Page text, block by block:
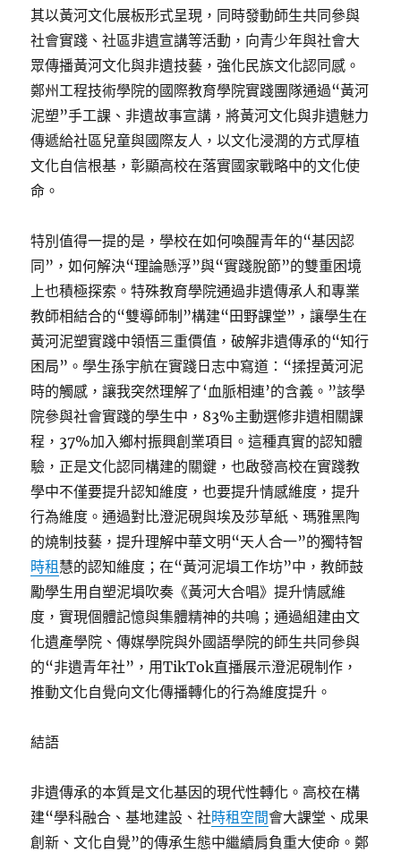
其以黃河文化展板形式呈現，同時發動師生共同參與
社會實踐、社區非遺宣講等活動，向青少年與社會大
眾傳播黃河文化與非遺技藝，強化民族文化認同感。
鄭州工程技術學院的國際教育學院實踐團隊通過“黃河
泥塑”手工課、非遺故事宣講，將黃河文化與非遺魅力
傳遞給社區兒童與國際友人，以文化浸潤的方式厚植
文化自信根基，彰顯高校在落實國家戰略中的文化使
命。
特別值得一提的是，學校在如何喚醒青年的“基因認
同”，如何解決“理論懸浮”與“實踐脫節”的雙重困境
上也積極探索。特殊教育學院通過非遺傳承人和專業
教師相結合的“雙導師制”構建“田野課堂”，讓學生在
黃河泥塑實踐中領悟三重價值，破解非遺傳承的“知行
困局”。學生孫宇航在實踐日志中寫道：“揉捏黃河泥
時的觸感，讓我突然理解了‘血脈相連’的含義。”該學
院參與社會實踐的學生中，83%主動選修非遺相關課
程，37%加入鄉村振興創業項目。這種真實的認知體
驗，正是文化認同構建的關鍵，也啟發高校在實踐教
學中不僅要提升認知維度，也要提升情感維度，提升
行為維度。通過對比澄泥硯與埃及莎草紙、瑪雅黑陶
的燒制技藝，提升理解中華文明“天人合一”的獨特智
時租 慧的認知維度；在“黃河泥塤工作坊”中，教師鼓
勵學生用自塑泥塤吹奏《黃河大合唱》提升情感維
度，實現個體記憶與集體精神的共鳴；通過組建由文
化遺產學院、傳媒學院與外國語學院的師生共同參與
的“非遺青年社”，用TikTok直播展示澄泥硯制作，
推動文化自覺向文化傳播轉化的行為維度提升。
結語
非遺傳承的本質是文化基因的現代性轉化。高校在構
建“學科融合、基地建設、社時租空間會大課堂、成果
創新、文化自覺”的傳承生態中繼續肩負重大使命。鄭